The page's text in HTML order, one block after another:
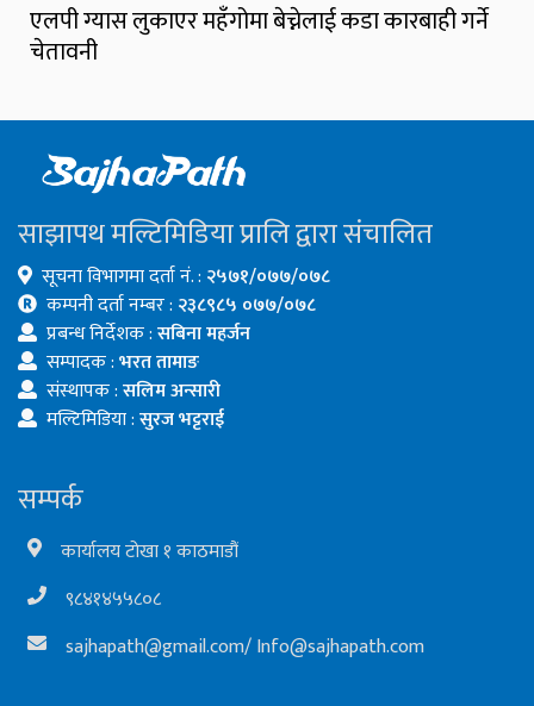
एलपी ग्यास लुकाएर महँगोमा बेच्नेलाई कडा कारबाही गर्ने
चेतावनी
साझापथ मल्टिमिडिया प्रालि द्वारा संचालित
सूचना विभागमा दर्ता नं. : २५७१/०७७/०७८
कम्पनी दर्ता नम्बर : २३८९८५ ०७७/०७८
प्रबन्ध निर्देशक :सबिना महर्जन
सम्पादक :भरत तामाङ
संस्थापक :सलिम अन्सारी
मल्टिमिडिया :सुरज भट्टराई
सम्पर्क
कार्यालय टोखा १ काठमाडौं
९८४१४५५८०८
sajhapath@gmail.com/Info@sajhapath.com